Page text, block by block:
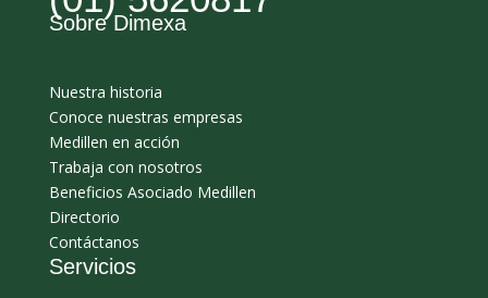
Sobre Dimexa
Nuestra historia
Conoce nuestras empresas
Medillen en acción
Trabaja con nosotros
Beneficios Asociado Medillen
Directorio
Contáctanos
Servicios